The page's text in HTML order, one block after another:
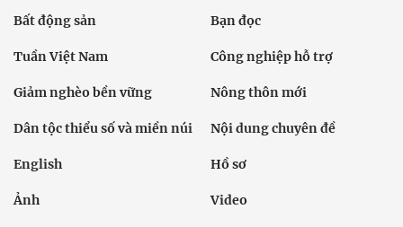
Bất động sản Bạn đọc
Tuần Việt Nam Công nghiệp hỗ trợ
Giảm nghèo bền vững Nông thôn mới
Dân tộc thiểu số và miền núi Nội dung chuyên đề
English Hồ sơ
Ảnh Video